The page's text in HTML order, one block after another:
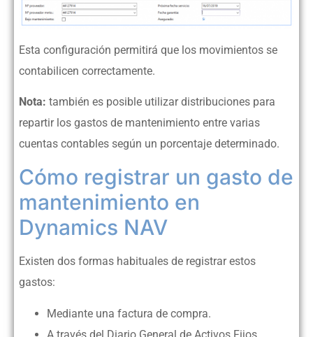
Esta configuración permitirá que los movimientos se
contabilicen correctamente.
Nota: también es posible utilizar distribuciones para
repartir los gastos de mantenimiento entre varias
cuentas contables según un porcentaje determinado.
Cómo registrar un gasto de
mantenimiento en
Dynamics NAV
Existen dos formas habituales de registrar estos
gastos:
Mediante una factura de compra.